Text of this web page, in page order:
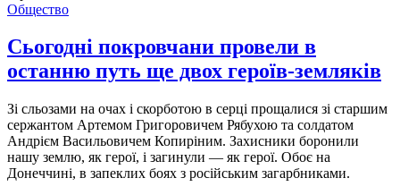
Общество
Сьогодні покровчани провели в
останню путь ще двох героїв-земляків
Зі сльозами на очах і скорботою в серці прощалися зі старшим
сержантом Артемом Григоровичем Рябухою та солдатом
Андрієм Васильовичем Копиріним. Захисники боронили
нашу землю, як герої, і загинули — як герої. Обоє на
Донеччині, в запеклих боях з російським загарбниками.